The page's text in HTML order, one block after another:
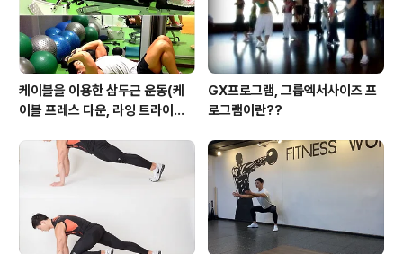
케이블을 이용한 삼두근 운동(케
이블 프레스 다운, 라잉 트라이셉
텐션)
GX프로그램, 그룹엑서사이즈 프
로그램이란??